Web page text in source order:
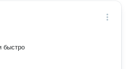
быстро